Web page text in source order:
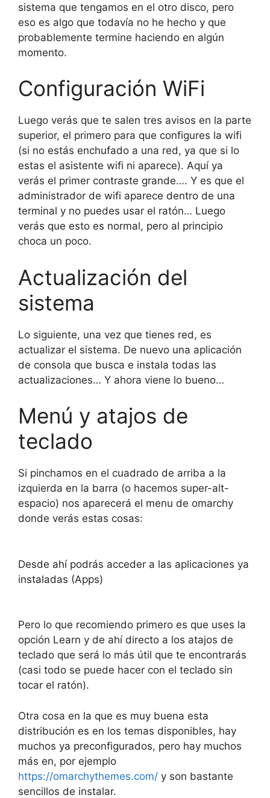
sistema que tengamos en el otro disco, pero
eso es algo que todavía no he hecho y que
probablemente termine haciendo en algún
momento.
Configuración WiFi
Luego verás que te salen tres avisos en la parte
superior, el primero para que configures la wifi
(si no estás enchufado a una red, ya que si lo
estas el asistente wifi ni aparece). Aquí ya
verás el primer contraste grande…. Y es que el
administrador de wifi aparece dentro de una
terminal y no puedes usar el ratón… Luego
verás que esto es normal, pero al principio
choca un poco.
Actualización del
sistema
Lo siguiente, una vez que tienes red, es
actualizar el sistema. De nuevo una aplicación
de consola que busca e instala todas las
actualizaciones… Y ahora viene lo bueno…
Menú y atajos de
teclado
Si pinchamos en el cuadrado de arriba a la
izquierda en la barra (o hacemos super-alt-
espacio) nos aparecerá el menu de omarchy
donde verás estas cosas:
Desde ahí podrás acceder a las aplicaciones ya
instaladas (Apps)
Pero lo que recomiendo primero es que uses la
opción Learn y de ahí directo a los atajos de
teclado que será lo más útil que te encontrarás
(casi todo se puede hacer con el teclado sin
tocar el ratón).
Otra cosa en la que es muy buena esta
distribución es en los temas disponibles, hay
muchos ya preconfigurados, pero hay muchos
más en, por ejemplo
https://omarchythemes.com/ y son bastante
sencillos de instalar.